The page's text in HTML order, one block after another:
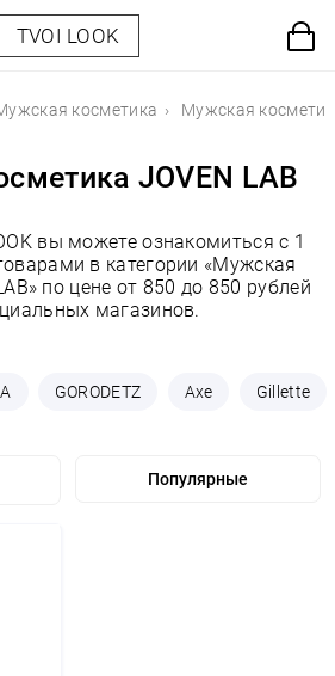
TVOI LOOK
косметика Мужская
JOVEN LAB
вы можете ознакомиться с 1
в категории «Мужская
по цене от 850 до 850 рублей
магазинов.
GORODETZ Axe Gillette